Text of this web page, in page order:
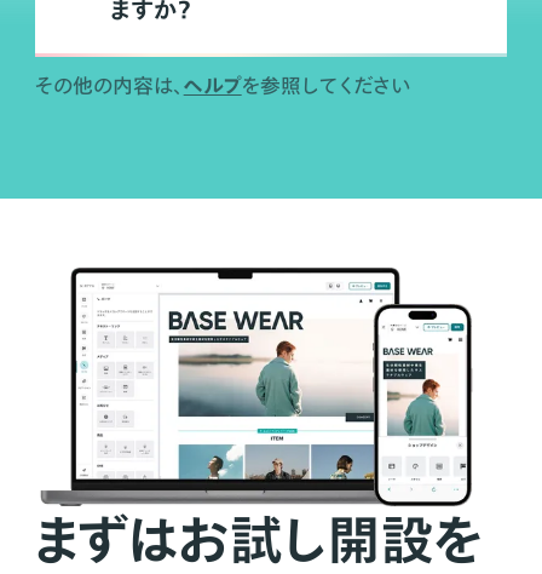
ますか？
その他の内容は、 ヘルプを参照してください
まずはお試し開設を